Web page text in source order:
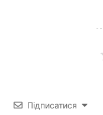
Підписатися